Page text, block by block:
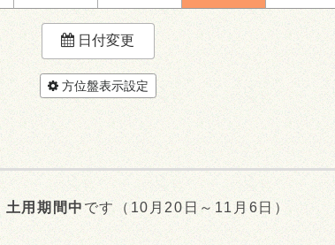
日付変更
方位盤表示設定
土用期間中 です（10月20日～11月6日）